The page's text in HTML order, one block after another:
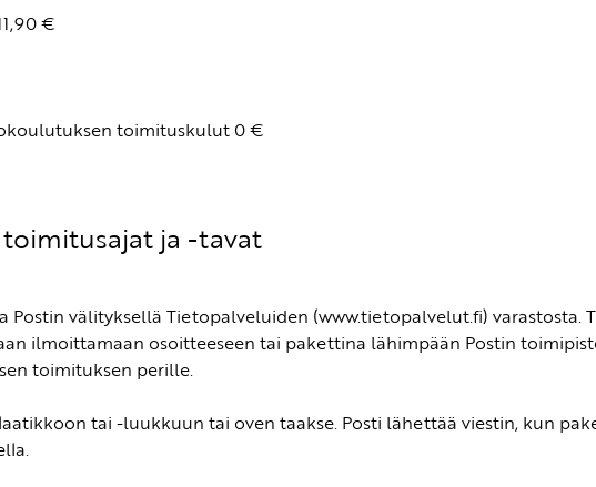
€
toimituskulut 0 €
ja -tavat
Postin välityksellä Tietopalveluiden (www.tietopalvelut.fi) varastosta.
ilmoittamaan osoitteeseen tai pakettina lähimpään Postin
toimituksen perille.
tai -luukkuun tai oven taakse. Posti lähettää viestin, kun